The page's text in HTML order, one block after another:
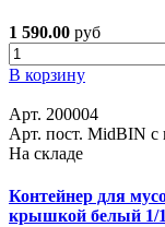
1 590.00 руб
В корзину
Арт. 200004
Арт. пост. MidBIN
На складе
Контейнер для
крышкой белый 1/1